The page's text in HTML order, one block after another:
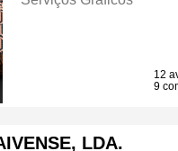
12
9
LDA.